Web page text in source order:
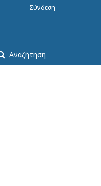
Αναζήτηση
Σύνδεση